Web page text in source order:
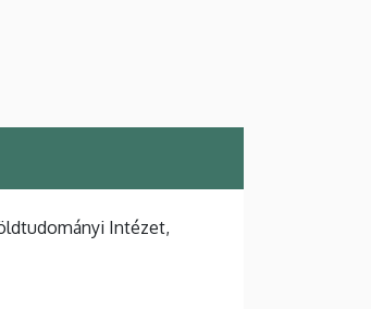
Intézet,